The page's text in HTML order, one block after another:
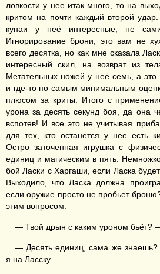
ловкости у нее итак много, то на
критом на почти каждый второй
кунаи у неё интересные, не
Игнорирование брони, это вам не
всего десятка, но как мне сказала
интересный скил, на возврат из
Метательных ножей у неё семь, а это
и где-то по самым минимальным
плюсом за криты. Итого с
урона за десять секунд боя, да она
вспотев! И все это не учитывая
для тех, кто останется у нее есть
Остро заточенная игрушка с
единиц и магическим в пять.
бой Ласки с Харгаши, если Ласка
Выходило, что Ласка должна
если оружие просто не пробьет
этим вопросом.
— Твой дрын с каким уроном бьёт?
— Десять единиц, сама же
я на Ласску.